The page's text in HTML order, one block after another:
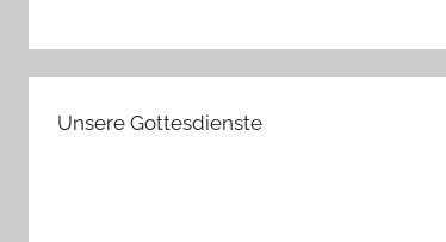
Unsere Gottesdienste